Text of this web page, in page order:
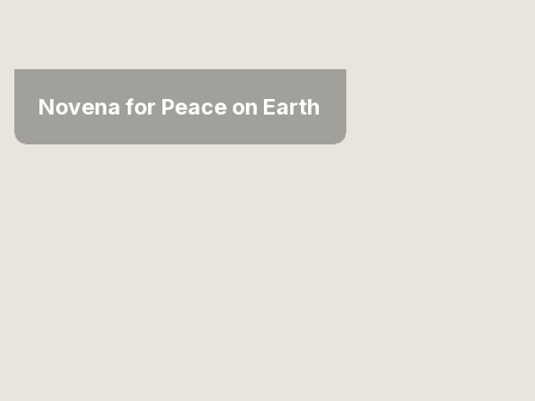
Novena for Peace on Earth